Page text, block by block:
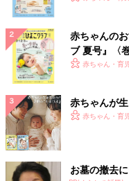
赤ちゃんの
ブ 夏号』〈
く！ おっぱ
赤ちゃん・育
赤ちゃんが
赤ちゃん・育
お墓の撤去